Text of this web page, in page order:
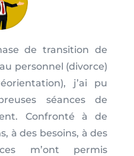
de transition de
personnel (divorce)
j’ai pu
séances de
Confronté à de
à des besoins, à des
m’ont permis